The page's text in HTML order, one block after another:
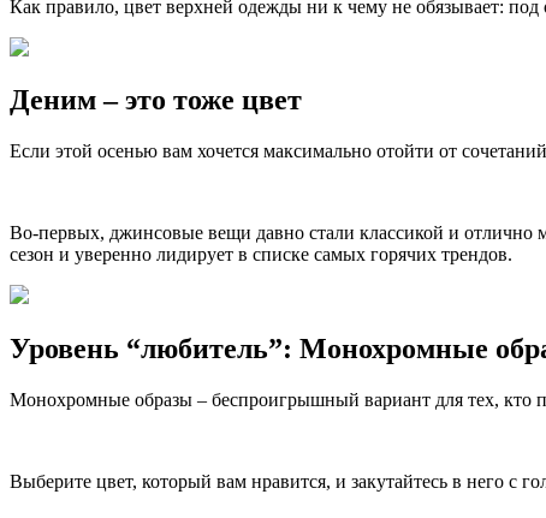
Как правило, цвет верхней одежды ни к чему не обязывает:
Деним – это тоже цвет
Если этой осенью вам хочется максимально отойти от
Во-первых, джинсовые вещи давно стали классикой и отлично
сезон и уверенно лидирует в списке самых горячих трендов.
Уровень “любитель”: Монохромные
Монохромные образы – беспроигрышный вариант для тех, кто
Выберите цвет, который вам нравится, и закутайтесь в него с